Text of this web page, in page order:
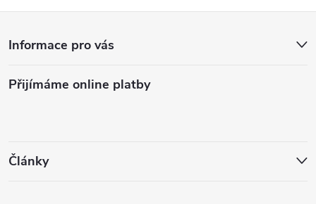
p
Informace pro vás
Přijímáme online platby
Články